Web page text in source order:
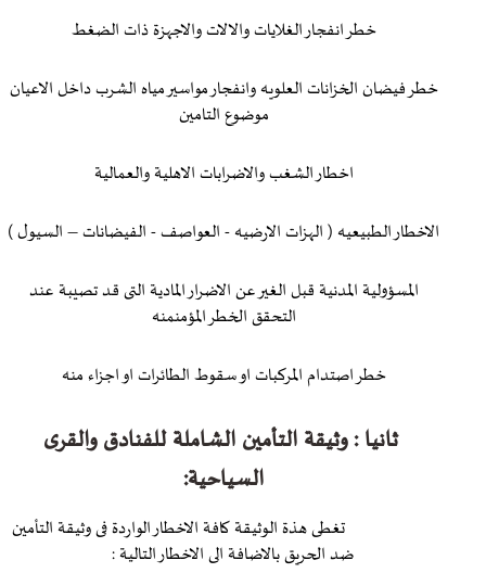
خطر انفجار الغلايات والالات والاجهزة ذات الضغط
خطر فيضان الخزانات العلويه وانفجار مواسير مياه الشرب داخل الاعيان
موضوع التامين
اخطار الشغب والاضرابات الاهلية والعمالية
الاخطار الطبيعيه ( الهزات الارضيه - العواصف - الفيضانات – السيول )
المسؤولية المدنية قبل الغير عن الاضرار المادية التى قد تصيبة عند
التحقق الخطر المؤمنمنه
خطر اصتدام المركبات او سقوط الطائرات او اجزاء منه
ثانيا : وثيقة التأمين الشاملة للفنادق والقرى
السياحية:
تغطى هذة الوثيقة كافة الاخطار الواردة فى وثيقة التأمين
ضد الحريق بالاضافة الى الاخطار التالية :